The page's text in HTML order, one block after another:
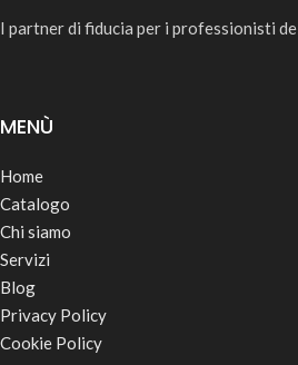
I partner di fiducia per i professionisti
MENÙ
Home
Catalogo
Chi siamo
Servizi
Blog
Privacy Policy
Cookie Policy